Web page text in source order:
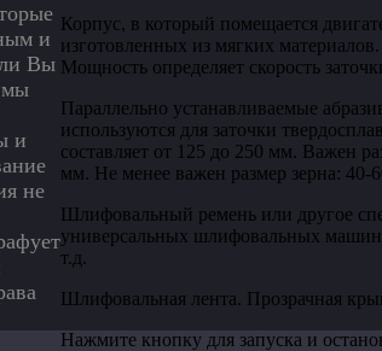
Корпус, в который помещается
изготовленных из мягких
Мощность определяет скорость
Параллельно устанавливаемые
используются для заточки
составляет от 125 до 250 мм. Важен
мм. Не менее важен размер зерна: 40-
Шлифовальный ремень или другое
универсальных шлифовальных
т.д.
Шлифовальная лента. Прозрачная
Нажмите кнопку для запуска и
и
Вы
мы
и
не